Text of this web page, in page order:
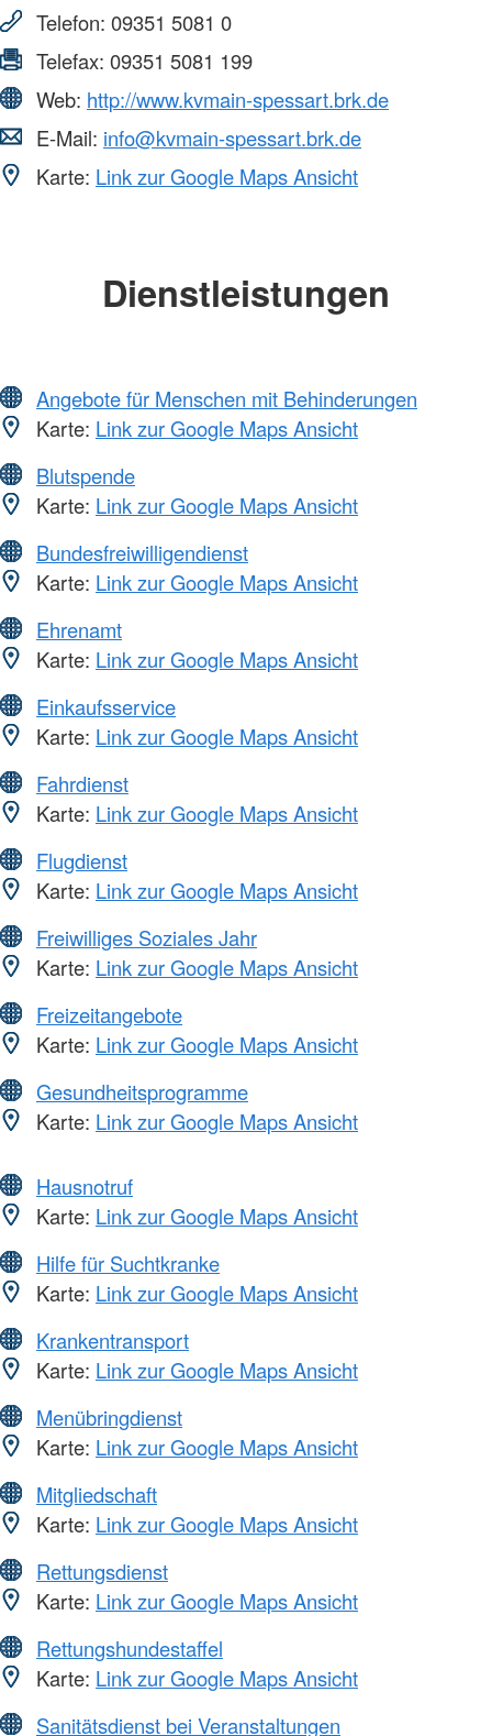
Telefon: 09351 5081 0
Telefax: 09351 5081 199
Web: http://www.kvmain-spessart.brk.de
E-Mail: info@kvmain-spessart.brk.de
Karte: Link zur Google Maps Ansicht
Dienstleistungen
Angebote für Menschen mit Behinderungen
Karte: Link zur Google Maps Ansicht
Blutspende
Karte: Link zur Google Maps Ansicht
Bundesfreiwilligendienst
Karte: Link zur Google Maps Ansicht
Ehrenamt
Karte: Link zur Google Maps Ansicht
Einkaufsservice
Karte: Link zur Google Maps Ansicht
Fahrdienst
Karte: Link zur Google Maps Ansicht
Flugdienst
Karte: Link zur Google Maps Ansicht
Freiwilliges Soziales Jahr
Karte: Link zur Google Maps Ansicht
Freizeitangebote
Karte: Link zur Google Maps Ansicht
Gesundheitsprogramme
Karte: Link zur Google Maps Ansicht
Hausnotruf
Karte: Link zur Google Maps Ansicht
Hilfe für Suchtkranke
Karte: Link zur Google Maps Ansicht
Krankentransport
Karte: Link zur Google Maps Ansicht
Menübringdienst
Karte: Link zur Google Maps Ansicht
Mitgliedschaft
Karte: Link zur Google Maps Ansicht
Rettungsdienst
Karte: Link zur Google Maps Ansicht
Rettungshundestaffel
Karte: Link zur Google Maps Ansicht
Sanitätsdienst bei Veranstaltungen